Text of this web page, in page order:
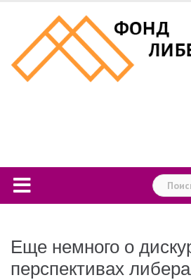
content
Найти:
Еще немного о
перспективах